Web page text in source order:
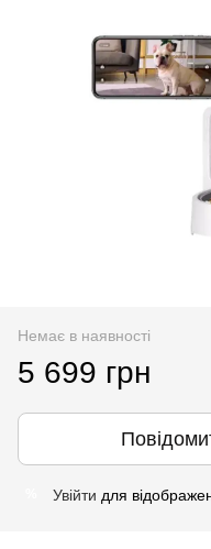
Немає в наявності
5 699 грн
Увійти для